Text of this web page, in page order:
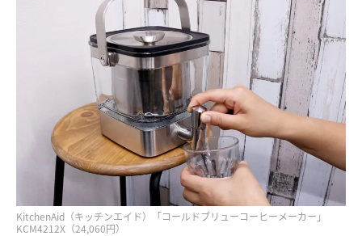
KitchenAid（キッチンエイド）「コールドブリューコーヒーメーカー」
KCM4212X（24,060円）